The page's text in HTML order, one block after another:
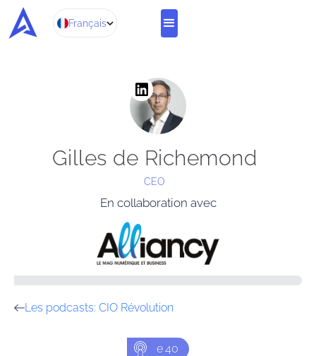
Français
Gilles de Richemond
CEO
En collaboration avec
Les podcasts: CIO Révolution
e40